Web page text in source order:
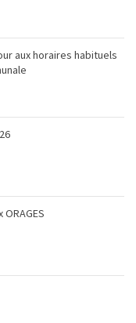
aux horaires habituels